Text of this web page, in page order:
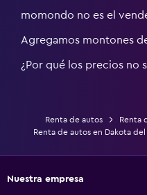
momondo no es el
Agregamos montones
¿Por qué los precios no
Renta de autos
Renta
Renta de autos en Dakota del
Nuestra empresa